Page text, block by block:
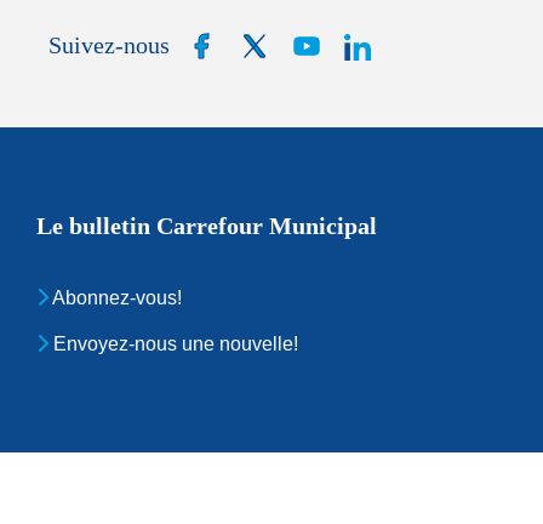
Suivez-nous
Le bulletin Carrefour Municipal
Abonnez-vous!
Envoyez-nous une nouvelle!